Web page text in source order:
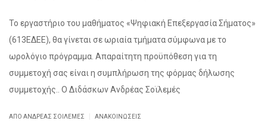
Το εργαστήριο του μαθήματος «Ψηφιακή Επεξεργασία Σήματος»
(613ΕΔΕΕ), θα γίνεται σε ωριαία τμήματα σύμφωνα με το
ωρολόγιο πρόγραμμα. Απαραίτητη προϋπόθεση για τη
συμμετοχή σας είναι η συμπλήρωση της φόρμας δήλωσης
συμμετοχής.. Ο Διδάσκων Ανδρέας Σοϊλεμές
ΑΠΌ ΑΝΔΡΕΑΣ ΣΟΙΛΕΜΕΣ ΑΝΑΚΟΙΝΏΣΕΙΣ